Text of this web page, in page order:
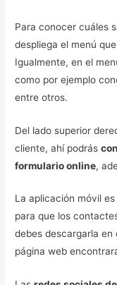
Para conocer cuáles
despliega el menú
Igualmente, en el
como por ejemplo
entre otros.
Del lado superior
cliente, ahí podrás
formulario online,
La aplicación móvil
para que los
debes descargarla en
página web